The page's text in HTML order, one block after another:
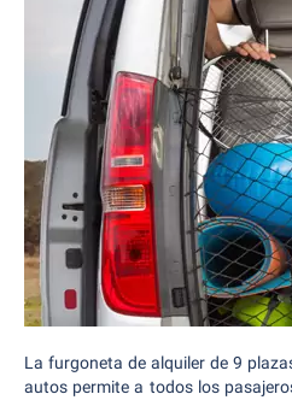
La furgoneta de alquiler de 9
autos permite a todos los